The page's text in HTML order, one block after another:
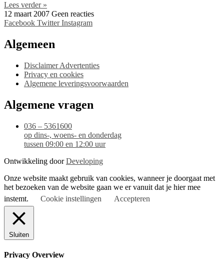
Lees verder »
12 maart 2007 Geen reacties
Facebook Twitter Instagram
Algemeen
Disclaimer Advertenties
Privacy en cookies
Algemene leveringsvoorwaarden
Algemene vragen
036 – 5361600
op dins-, woens- en donderdag
tussen 09:00 en 12:00 uur
Ontwikkeling doorDeveloping
Onze website maakt gebruik van cookies, wanneer je doorgaat met
het bezoeken van de website gaan we er vanuit dat je hier mee
instemt.
Cookie instellingen Accepteren
Sluiten
Privacy Overview